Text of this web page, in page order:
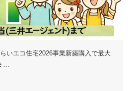
いエコ住宅2026事業新築購入で最大
…